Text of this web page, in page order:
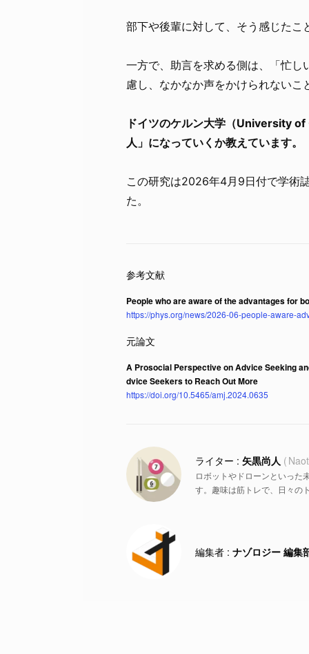
部下や後輩に対して、そう感じた
一方で、助言を求める側は、「忙
慮し、なかなか声をかけられないこ
ドイツのケルン大学（University
人」になっていくか教えています。
この研究は2026年4月9日付で学術
た。
People who are aware of the advantages for
https://phys.org/news/2026-06-people-aware-
A Prosocial Perspective on Advice Seeking
dvice Seekers to Reach Out More
https://doi.org/10.5465/amj.2024.0635
矢黒尚人
ロボットやドローンといった
す。趣味は筋トレで、日々の
ナゾロジー 編集